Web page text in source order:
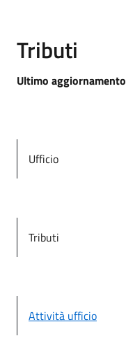
Tributi
Ultimo aggiornamento
Ufficio
Tributi
Attività ufficio